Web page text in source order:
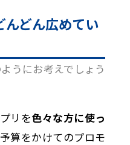
どん広めてい
うにお考えでしょう
リを色々な方に使っ
算をかけてのプロモ